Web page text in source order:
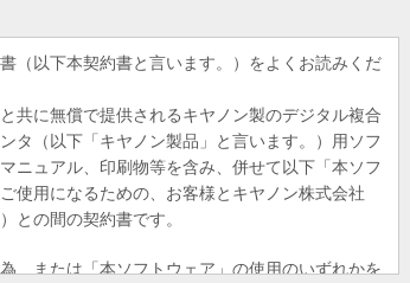
（以下本契約書と言います。）をよくお読みくだ
共に無償で提供されるキヤノン製のデジタル複合
タ（以下「キヤノン製品」と言います。）用ソフ
ニュアル、印刷物等を含み、併せて以下「本ソフ
使用になるための、お客様とキヤノン株式会社
との間の契約書です。
、または「本ソフトウェア」の使用のいずれかを